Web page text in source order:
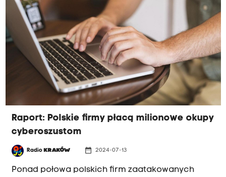
Raport: Polskie firmy płacą milionowe okupy
cyberoszustom
Radio KRAKÓW date_range 2024-07-13
Ponad połowa polskich firm zaatakowanych